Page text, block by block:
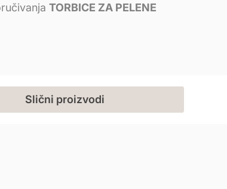
TORBICE ZA PELENE
Slični proizvodi